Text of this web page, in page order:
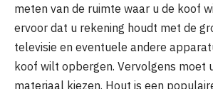
meten van de ruimte waar u de koof
ervoor dat u rekening houdt met de
televisie en eventuele andere
koof wilt opbergen. Vervolgens moet
materiaal kiezen. Hout is een